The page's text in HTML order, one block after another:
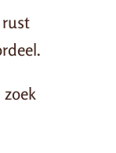
rust